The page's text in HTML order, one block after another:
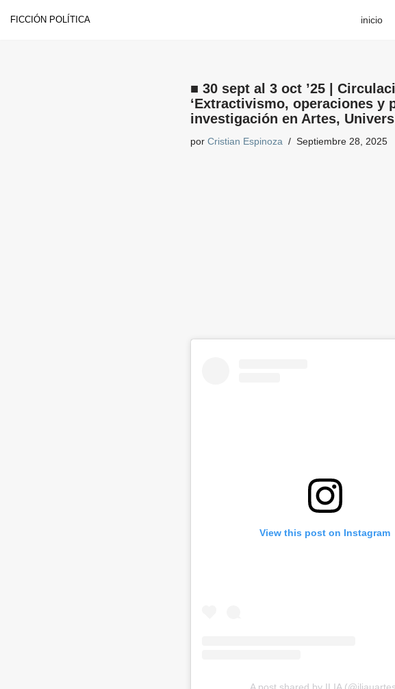
FICCIÓN POLÍTICA inicio
■ 30 sept al 3 oct ’25 |
‘Extractivismo, operaciones y
investigación en Artes,
por Cristian Espinoza Septiembre 28, 2025
View this post on Instagram
A post shared by ILIA